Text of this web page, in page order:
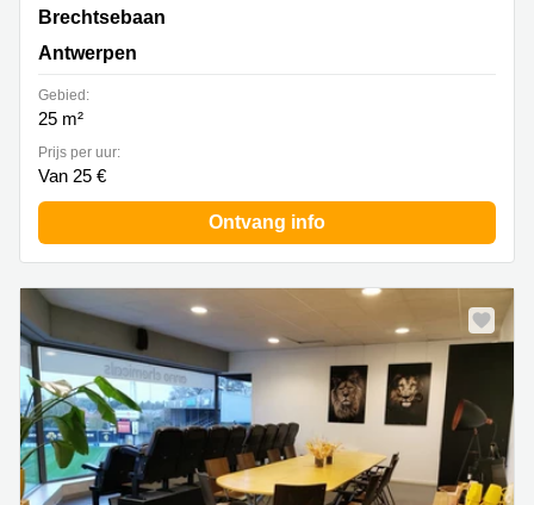
Brechtsebaan 30, Antwerpen
Brechtsebaan
Antwerpen
Gebied:
25 m²
Prijs per uur:
Van 25 €
Ontvang info